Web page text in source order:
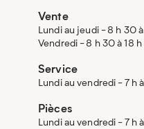
Vente
Lundi au jeudi - 8 h 30 à
Vendredi - 8 h 30 à 18 h
Service
Lundi au vendredi - 7 h
Pièces
Lundi au vendredi - 7 h